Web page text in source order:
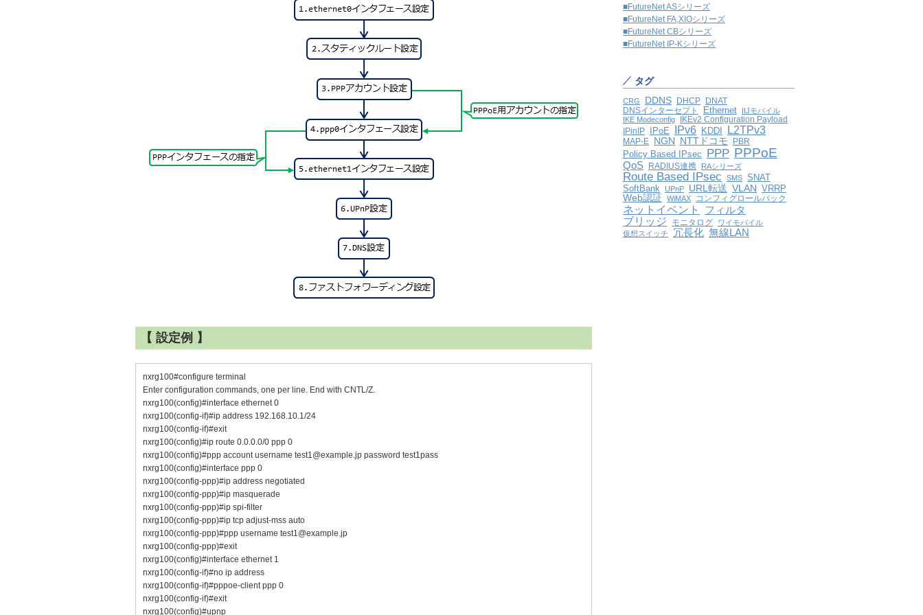
【 設定例 】
nxrg100#configure terminal
Enter configuration commands, one per line. End with CNTL/Z.
nxrg100(config)#interface ethernet 0
nxrg100(config-if)#ip address 192.168.10.1/24
nxrg100(config-if)#exit
nxrg100(config)#ip route 0.0.0.0/0 ppp 0
nxrg100(config)#ppp account username test1@example.jp password test1pass
nxrg100(config)#interface ppp 0
nxrg100(config-ppp)#ip address negotiated
nxrg100(config-ppp)#ip masquerade
nxrg100(config-ppp)#ip spi-filter
nxrg100(config-ppp)#ip tcp adjust-mss auto
nxrg100(config-ppp)#ppp username test1@example.jp
nxrg100(config-ppp)#exit
nxrg100(config)#interface ethernet 1
nxrg100(config-if)#no ip address
nxrg100(config-if)#pppoe-client ppp 0
nxrg100(config-if)#exit
nxrg100(config)#upnp
■FutureNet ASシリーズ
■FutureNet FA,XIOシリーズ
■FutureNet CBシリーズ
■FutureNet IP-Kシリーズ
タグ
CRG DDNS DHCP DNAT
DNSインターセプト Ethernet
IIJモバイル
IKE Modeconfig
IKEv2 Configuration Payload
IPinIP
IPoE IPv6 KDDI L2TPv3
MAP-E NGN NTTドコモ PBR
Policy Based IPsec PPP PPPoE
QoS RADIUS連携 RAシリーズ
Route Based IPsec SMS SNAT
SoftBank UPnP URL転送 VLAN VRRP
Web認証
WiMAX コンフィグロールバック
ネットイベント
フィルタ
ブリッジ
モニタログ
ワイモバイル
仮想スイッチ
冗長化 無線LAN